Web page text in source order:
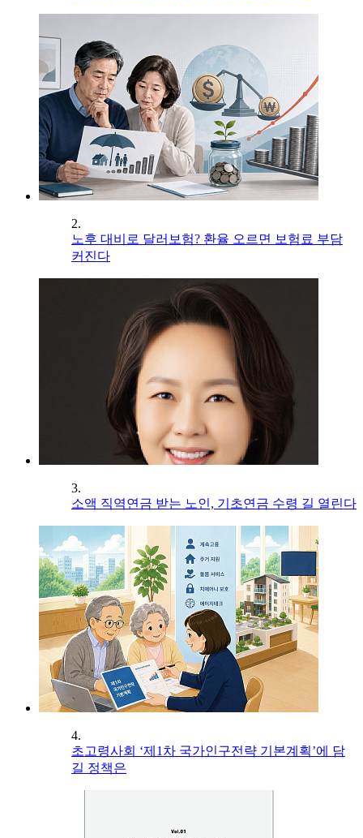
2.
노후 대비로 달러보험? 환율 오르면 보험료 부담
커진다
3.
소액 직역연금 받는 노인, 기초연금 수령 길 열린다
4.
초고령사회 ‘제1차 국가인구전략 기본계획’에 담
길 정책은